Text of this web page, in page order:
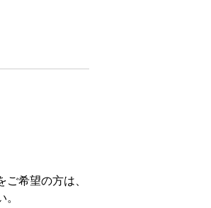
希望の方は、
。